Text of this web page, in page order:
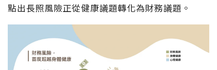
點出長照風險正從健康議題轉化為財務議題。